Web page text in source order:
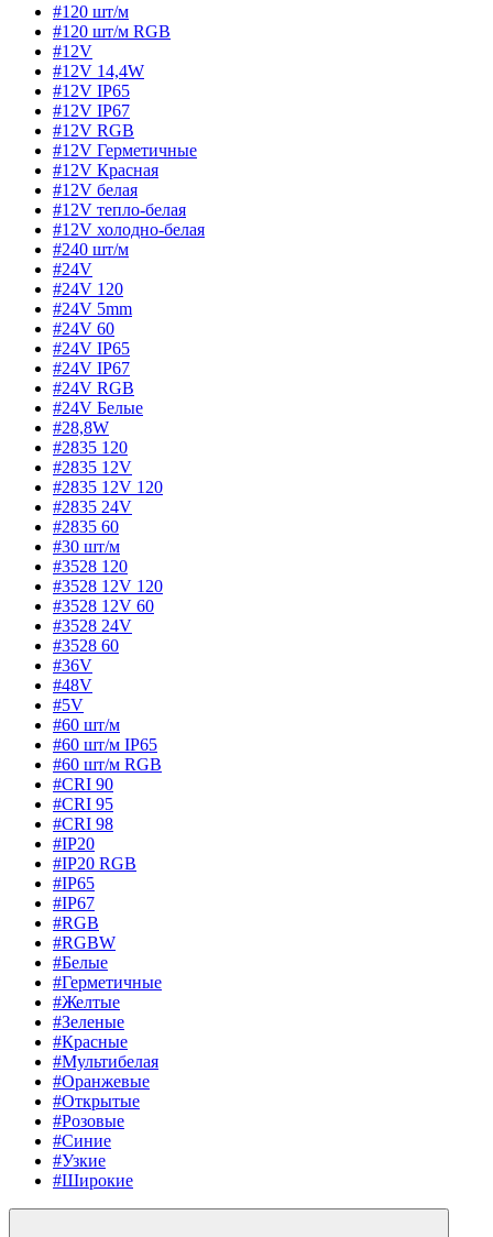
#120 шт/м
#120 шт/м RGB
#12V
#12V 14,4W
#12V IP65
#12V IP67
#12V RGB
#12V Герметичные
#12V Красная
#12V белая
#12V тепло-белая
#12V холодно-белая
#240 шт/м
#24V
#24V 120
#24V 5mm
#24V 60
#24V IP65
#24V IP67
#24V RGB
#24V Белые
#28,8W
#2835 120
#2835 12V
#2835 12V 120
#2835 24V
#2835 60
#30 шт/м
#3528 120
#3528 12V 120
#3528 12V 60
#3528 24V
#3528 60
#36V
#48V
#5V
#60 шт/м
#60 шт/м IP65
#60 шт/м RGB
#CRI 90
#CRI 95
#CRI 98
#IP20
#IP20 RGB
#IP65
#IP67
#RGB
#RGBW
#Белые
#Герметичные
#Желтые
#Зеленые
#Красные
#Мультибелая
#Оранжевые
#Открытые
#Розовые
#Синие
#Узкие
#Широкие